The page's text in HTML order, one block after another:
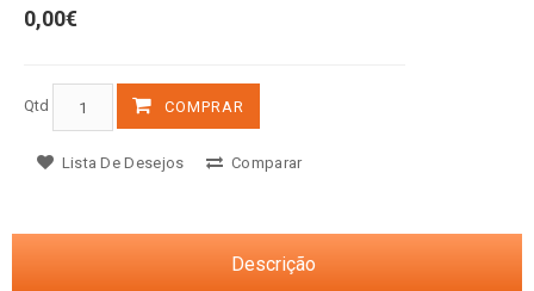
0,00€
Qtd COMPRAR
Lista De Desejos Comparar
Descrição